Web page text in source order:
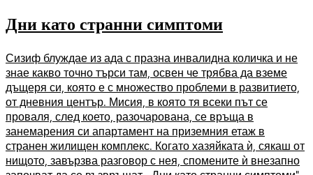
Дни като странни симптоми
Сизиф блуждае из ада с празна инвалидна количка и не
знае какво точно търси там, освен че трябва да вземе
дъщеря си, която е с множество проблеми в развитието,
от дневния център. Мисия, в която тя всеки път се
проваля, след което, разочарована, се връща в
занемарения си апартамент на приземния етаж в
странен жилищен комплекс. Когато хазяйката ѝ, сякаш от
нищото, завързва разговор с нея, спомените ѝ внезапно